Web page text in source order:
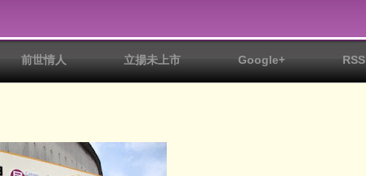
前世情人 立揚未上市 Google+ RSS